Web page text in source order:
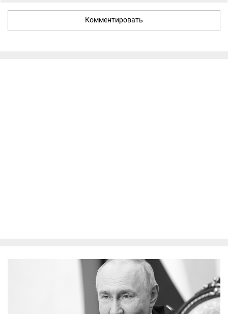
Комментировать